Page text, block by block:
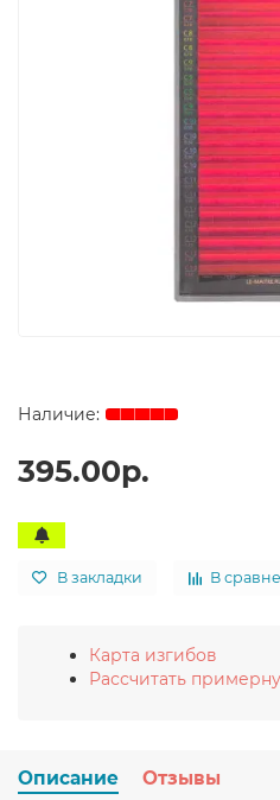
395.00р.
В закладки В
Карта изгибов
Рассчитать
Описание Отзывы